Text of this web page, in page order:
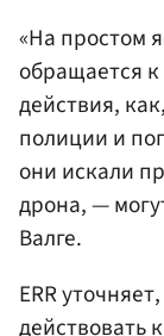
«На простом
обращается
действия,
полиции и
они искали
дрона, —
Валге.
ERR
действовать